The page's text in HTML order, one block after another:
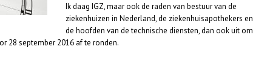
Ik daag IGZ, maar ook de raden van bestuur van de
ziekenhuizen in Nederland, de ziekenhuisapothekers en
de hoofden van de technische diensten, dan ook uit om
28 september 2016 af te ronden.